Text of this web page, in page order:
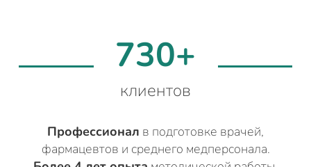
730+
клиентов
Профессионал в подготовке врачей,
фармацевтов и среднего медперсонала.